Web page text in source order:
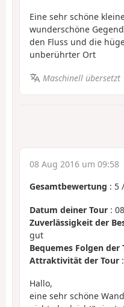
Eine sehr schöne
wunderschöne
den Fluss und die
unberührter Ort
Maschinell übersetzt
08 Aug 2016 um 09:58
Gesamtbewertung : 5 /
Datum deiner Tour :
Zuverlässigkeit der
gut
Bequemes Folgen der
Attraktivität der Tour
Hallo,
eine sehr schöne